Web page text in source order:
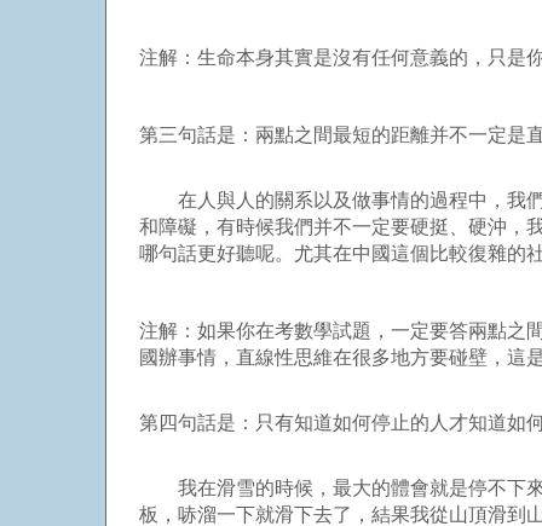
注解：生命本身其實是沒有任何意義的，只是
第三句話是：兩點之間最短的距離并不一定是
在人與人的關系以及做事情的過程中，我們
和障礙，有時候我們并不一定要硬挺、硬沖，
哪句話更好聽呢。尤其在中國這個比較復雜的
注解：如果你在考數學試題，一定要答兩點之
國辦事情，直線性思維在很多地方要碰壁，這
第四句話是：只有知道如何停止的人才知道如
我在滑雪的時候，最大的體會就是停不下來
板，哧溜一下就滑下去了，結果我從山頂滑到